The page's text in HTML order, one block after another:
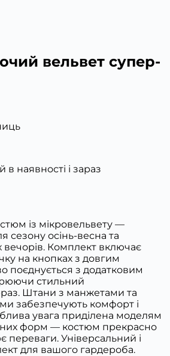
вельвет супер-
в наявності і зараз
із мікровельвету —
сезону осінь-весна та
вечорів. Комплект включає
на кнопках з довгим
поєднується з додатковим
стильний
Штани з манжетами та
забезпечують комфорт і
увага приділена моделям
форм — костюм прекрасно
переваги. Універсальний і
для вашого гардероба.